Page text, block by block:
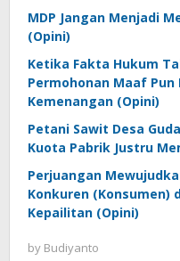
MDP Jangan Menjadi
(Opini)
Ketika Fakta Hukum
Permohonan Maaf
Kemenangan (Opini)
Petani Sawit Desa
Kuota Pabrik Justru
Perjuangan
Konkuren (Konsumen)
Kepailitan (Opini)
by Budiyanto